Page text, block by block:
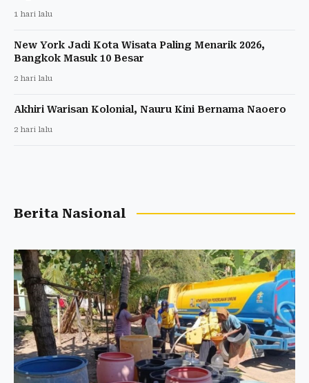
1 hari lalu
New York Jadi Kota Wisata Paling Menarik 2026,
Bangkok Masuk 10 Besar
2 hari lalu
Akhiri Warisan Kolonial, Nauru Kini Bernama Naoero
2 hari lalu
Berita Nasional